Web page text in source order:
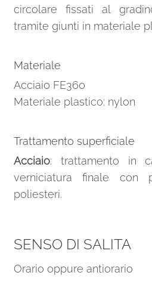
circolare fissati al
tramite giunti in materiale
Materiale
Acciaio FE360
Materiale plastico: nylon
Trattamento superficiale
Acciaio: trattamento in
verniciatura finale con
poliesteri.
SENSO DI SALITA
Orario oppure antiorario